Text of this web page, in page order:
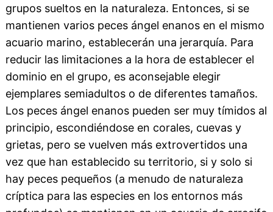
grupos sueltos en la naturaleza. Entonces, si se
mantienen varios peces ángel enanos en el mismo
acuario marino, establecerán una jerarquía. Para
reducir las limitaciones a la hora de establecer el
dominio en el grupo, es aconsejable elegir
ejemplares semiadultos o de diferentes tamaños.
Los peces ángel enanos pueden ser muy tímidos al
principio, escondiéndose en corales, cuevas y
grietas, pero se vuelven más extrovertidos una
vez que han establecido su territorio, si y solo si
hay peces pequeños (a menudo de naturaleza
críptica para las especies en los entornos más